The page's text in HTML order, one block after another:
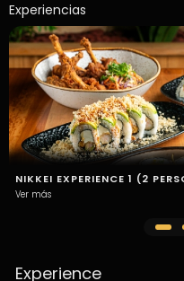
Experiencias
NIKKEI EXPERIENCE 1 (2
Ver más
Experience